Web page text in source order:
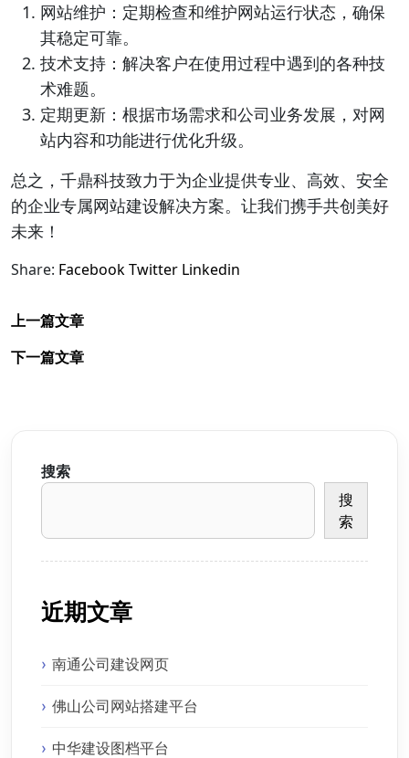
网站维护：定期检查和维护网站运行状态，确保
其稳定可靠。
技术支持：解决客户在使用过程中遇到的各种技
术难题。
定期更新：根据市场需求和公司业务发展，对网
站内容和功能进行优化升级。
总之，千鼎科技致力于为企业提供专业、高效、安全
的企业专属网站建设解决方案。让我们携手共创美好
未来！
Share: FacebookTwitter Linkedin
上一篇文章
下一篇文章
搜索
搜
索
近期文章
南通公司建设网页
佛山公司网站搭建平台
中华建设图档平台